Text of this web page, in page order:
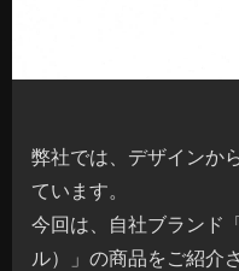
弊社では、デザインか
ています。
今回は、自社ブランド
ル）」の商品をご紹介